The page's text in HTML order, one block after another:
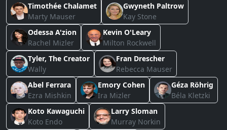
Timothée Chalamet
Marty Mauser
Gwyneth Paltrow
Kay Stone
Odessa A'zion
Rachel Mizler
Kevin O'Leary
Milton Rockwell
Tyler, The Creator
Wally
Fran Drescher
Rebecca Mauser
Abel Ferrara
Ezra Mishkin
Emory Cohen
Ira Mizler
Géza Röhrig
Béla Kletzki
Koto Kawaguchi
Koto Endo
Larry Sloman
Murray Norkin